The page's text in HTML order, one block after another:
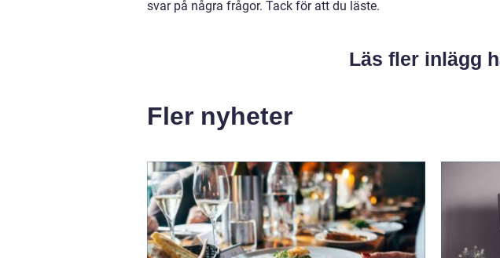
svar på några frågor. Tack för att du läste.
Läs fler inlägg
Fler nyheter